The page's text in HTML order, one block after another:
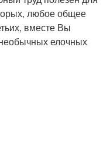
любое общее
вместе Вы
елочных